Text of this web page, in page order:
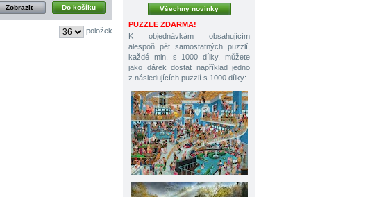
Do košíku
Zobrazit
položek
Všechny novinky
PUZZLE ZDARMA!
K objednávkám obsahujícím
alespoň pět samostatných puzzlí,
každé min. s 1000 dílky, můžete
jako dárek dostat například jedno
z následujících puzzlí s 1000 dílky: